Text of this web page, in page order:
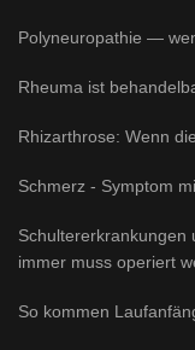
Polyneuropathie —
Rheuma ist
Rhizarthrose: Wenn
Schmerz - Symptom
Schultererkrankungen
immer muss operiert
So kommen